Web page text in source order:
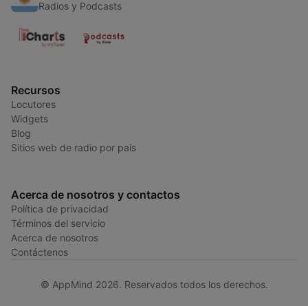
Radios y Podcasts
Recursos
Locutores
Widgets
Blog
Sitios web de radio por país
Acerca de nosotros y contactos
Política de privacidad
Términos del servicio
Acerca de nosotros
Contáctenos
© AppMind 2026. Reservados todos los derechos.